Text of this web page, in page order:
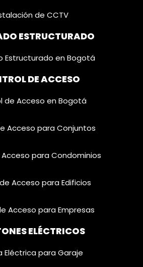
de CCTV
ESTRUCTURADO
Estructurado en Bogotá
DE ACCESO
de Acceso en Bogotá
Acceso para Conjuntos
para Condominios
Acceso para Edificios
Acceso para Empresas
ELÉCTRICOS
Eléctrica para Garaje